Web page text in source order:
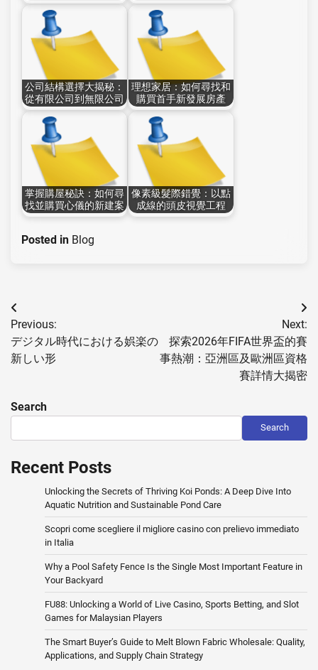
公司結構選擇大揭秘：
從有限公司到無限公司
理想家居：如何尋找和
購買首手新發展房產
掌握購屋秘訣：如何尋
找並購買心儀的新建案
像素級髮際錯覺：以點
成線的頭皮視覺工程
Posted in Blog
Post
navigation
Previous:
デジタル時代における娯楽の
新しい形
Next:
探索2026年FIFA世界盃的賽
事熱潮：亞洲區及歐洲區資格
賽詳情大揭密
Search
Search
Recent Posts
Unlocking the Secrets of Thriving Koi Ponds: A Deep Dive Into
Aquatic Nutrition and Sustainable Pond Care
Scopri come scegliere il migliore casino con prelievo immediato
in Italia
Why a Pool Safety Fence Is the Single Most Important Feature in
Your Backyard
FU88: Unlocking a World of Live Casino, Sports Betting, and Slot
Games for Malaysian Players
The Smart Buyer’s Guide to Melt Blown Fabric Wholesale: Quality,
Applications, and Supply Chain Strategy